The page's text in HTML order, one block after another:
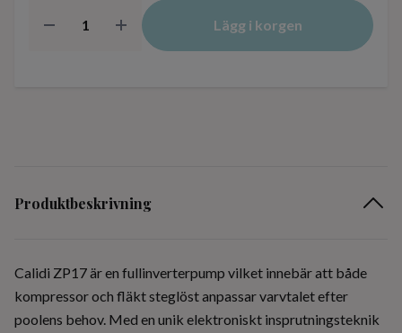
Lägg i korgen
Produktbeskrivning
Calidi ZP17 är en fullinverterpump vilket innebär att både
kompressor och fläkt steglöst anpassar varvtalet efter
poolens behov. Med en unik elektroniskt insprutningsteknik